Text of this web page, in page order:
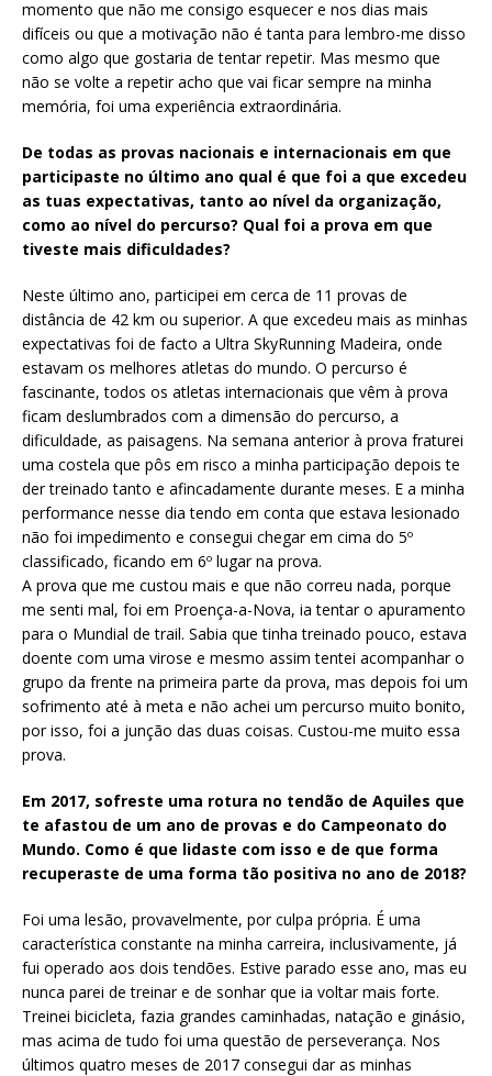
momento que não me consigo esquecer e nos dias mais
difíceis ou que a motivação não é tanta para lembro-me disso
como algo que gostaria de tentar repetir. Mas mesmo que
não se volte a repetir acho que vai ficar sempre na minha
memória, foi uma experiência extraordinária.
De todas as provas nacionais e internacionais em que
participaste no último ano qual é que foi a que excedeu
as tuas expectativas, tanto ao nível da organização,
como ao nível do percurso? Qual foi a prova em que
tiveste mais dificuldades?
Neste último ano, participei em cerca de 11 provas de
distância de 42 km ou superior. A que excedeu mais as minhas
expectativas foi de facto a Ultra SkyRunning Madeira, onde
estavam os melhores atletas do mundo. O percurso é
fascinante, todos os atletas internacionais que vêm à prova
ficam deslumbrados com a dimensão do percurso, a
dificuldade, as paisagens. Na semana anterior à prova fraturei
uma costela que pôs em risco a minha participação depois te
der treinado tanto e afincadamente durante meses. E a minha
performance nesse dia tendo em conta que estava lesionado
não foi impedimento e consegui chegar em cima do 5º
classificado, ficando em 6º lugar na prova.
A prova que me custou mais e que não correu nada, porque
me senti mal, foi em Proença-a-Nova, ia tentar o apuramento
para o Mundial de trail. Sabia que tinha treinado pouco, estava
doente com uma virose e mesmo assim tentei acompanhar o
grupo da frente na primeira parte da prova, mas depois foi um
sofrimento até à meta e não achei um percurso muito bonito,
por isso, foi a junção das duas coisas. Custou-me muito essa
prova.
Em 2017, sofreste uma rotura no tendão de Aquiles que
te afastou de um ano de provas e do Campeonato do
Mundo. Como é que lidaste com isso e de que forma
recuperaste de uma forma tão positiva no ano de 2018?
Foi uma lesão, provavelmente, por culpa própria. É uma
característica constante na minha carreira, inclusivamente, já
fui operado aos dois tendões. Estive parado esse ano, mas eu
nunca parei de treinar e de sonhar que ia voltar mais forte.
Treinei bicicleta, fazia grandes caminhadas, natação e ginásio,
mas acima de tudo foi uma questão de perseverança. Nos
últimos quatro meses de 2017 consegui dar as minhas